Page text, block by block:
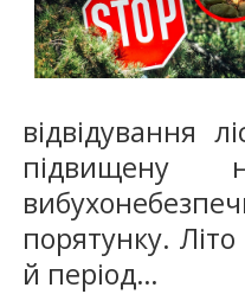
відвідування
підвищену
порятунку.
й період…